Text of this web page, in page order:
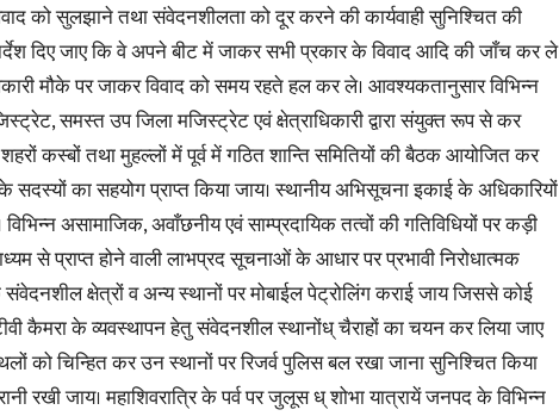
को सुलझाने तथा संवेदनशीलता को दूर करने की कार्यवाही सुनिश्चित की
दिए जाए कि वे अपने बीट में जाकर सभी प्रकार के विवाद आदि की जाँच कर ले
मौके पर जाकर विवाद को समय रहते हल कर ले। आवश्यकतानुसार विभिन्न
समस्त उप जिला मजिस्ट्रेट एवं क्षेत्राधिकारी द्वारा संयुक्त रूप से कर
कस्बों तथा मुहल्लों में पूर्व में गठित शान्ति समितियों की बैठक आयोजित कर
के सदस्यों का सहयोग प्राप्त किया जाय। स्थानीय अभिसूचना इकाई के अधिकारियों
असामाजिक, अवाँछनीय एवं साम्प्रदायिक तत्वों की गतिविधियों पर कड़ी
से प्राप्त होने वाली लाभप्रद सूचनाओं के आधार पर प्रभावी निरोधात्मक
क्षेत्रों व अन्य स्थानों पर मोबाईल पेट्रोलिंग कराई जाय जिससे कोई
कैमरा के व्यवस्थापन हेतु संवेदनशील स्थानोंध् चैराहों का चयन कर लिया जाए
को चिन्हित कर उन स्थानों पर रिजर्व पुलिस बल रखा जाना सुनिश्चित किया
रखी जाय। महाशिवरात्रि के पर्व पर जुलूस ध् शोभा यात्रायें जनपद के विभिन्न